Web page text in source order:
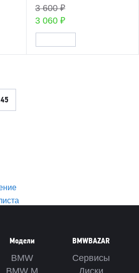
3 600 ₽
3 060 ₽
45
Модели
BMW
BMW M
BMWBAZAR
Сервисы
Диски